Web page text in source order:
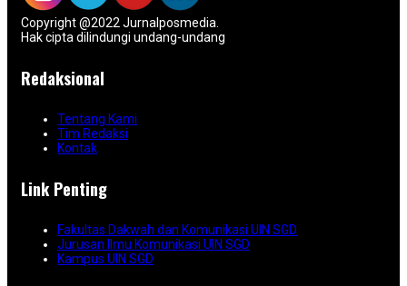
Copyright @2022 Jurnalposmedia.
Hak cipta dilindungi undang-undang
Redaksional
Tentang Kami
Tim Redaksi
Kontak
Link Penting
Fakultas Dakwah dan Komunikasi UIN SGD
Jurusan Ilmu Komunikasi UIN SGD
Kampus UIN SGD